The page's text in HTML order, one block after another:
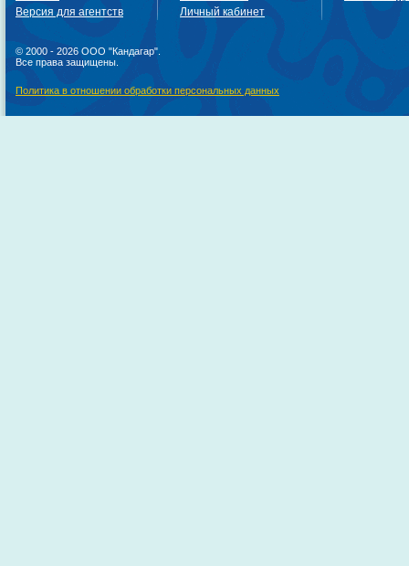
Версия для агентств
Личный кабинет
© 2000 - 2026 ООО "Кандагар".
Все права защищены.
Политика в отношении обработки персональных данных